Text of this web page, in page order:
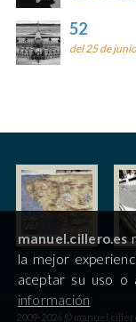
52
del 25 de
2009-2026 ©
manuel.cillero.es
la mejor
aceptar su uso o
información